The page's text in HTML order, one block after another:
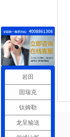
岩田
固瑞克
钛姆勒
龙呈输送